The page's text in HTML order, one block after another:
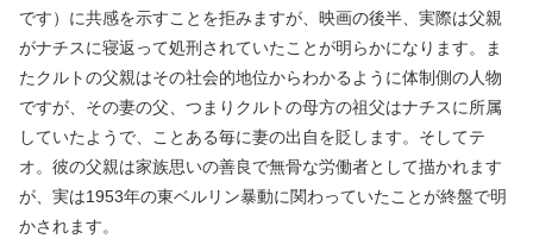
です）に共感を示すことを拒みますが、映画の後半、実際は父親
がナチスに寝返って処刑されていたことが明らかになります。ま
たクルトの父親はその社会的地位からわかるように体制側の人物
ですが、その妻の父、つまりクルトの母方の祖父はナチスに所属
していたようで、ことある毎に妻の出自を貶します。そしてテ
オ。彼の父親は家族思いの善良で無骨な労働者として描かれます
が、実は1953年の東ベルリン暴動に関わっていたことが終盤で明
かされます。